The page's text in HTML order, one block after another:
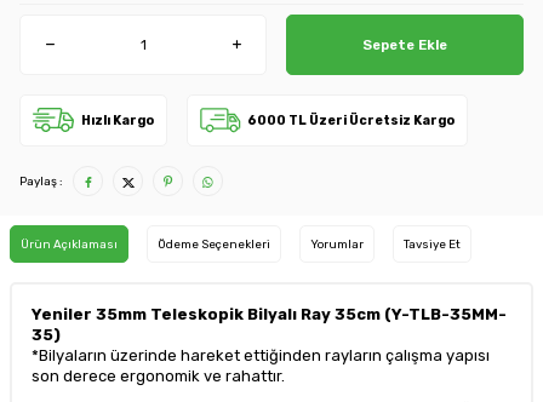
Sepete Ekle
Hızlı Kargo 6000 TL Üzeri Ücretsiz Kargo
Paylaş :
Ürün Açıklaması Ödeme Seçenekleri Yorumlar Tavsiye Et
Yeniler 35mm Teleskopik Bilyalı Ray 35cm (Y-TLB-35MM-
35)
*Bilyaların üzerinde hareket ettiğinden rayların çalışma yapısı
son derece ergonomik ve rahattır.